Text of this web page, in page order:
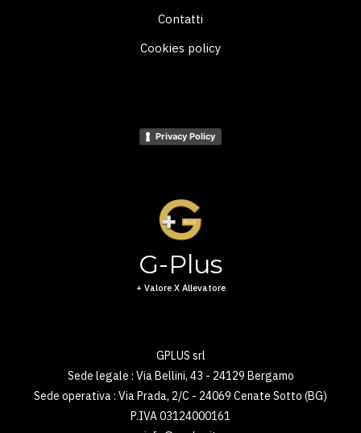
Contatti
Cookies policy
Privacy Policy
G-Plus
+ Valore X Allevatore
GPLUS srl
Sede legale : Via Bellini, 43 - 24129 Bergamo
Sede operativa : Via Prada, 2/C - 24069 Cenate Sotto (BG)
P.IVA 03124000161